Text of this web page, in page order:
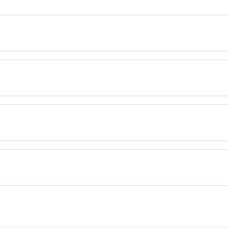
London w odcieniu Rose Kiss
nadaje cerze naturalny rumieniec i blask. Lekka,
TRIMETHYL PENTAPHENYL TRISILOXANE, SYNTHETIC
COPOLYMER, ALCOHOL DENAT., CETYL PEG/PPG-10/1
SODIUM CHLORIDE, PHENOXYETHANOL, PROPANEDIOL,
CARBONATE, TIN OXIDE, CAPRYLHYDROXAMIC ACID,